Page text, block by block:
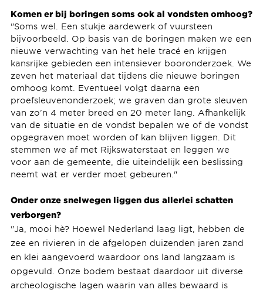
Komen er bij boringen soms ook al vondsten omhoog?
"Soms wel. Een stukje aardewerk of vuursteen
bijvoorbeeld. Op basis van de boringen maken we een
nieuwe verwachting van het hele tracé en krijgen
kansrijke gebieden een intensiever booronderzoek. We
zeven het materiaal dat tijdens die nieuwe boringen
omhoog komt. Eventueel volgt daarna een
proefsleuvenonderzoek; we graven dan grote sleuven
van zo’n 4 meter breed en 20 meter lang. Afhankelijk
van de situatie en de vondst bepalen we of de vondst
opgegraven moet worden of kan blijven liggen. Dit
stemmen we af met Rijkswaterstaat en leggen we
voor aan de gemeente, die uiteindelijk een beslissing
neemt wat er verder moet gebeuren."
Onder onze snelwegen liggen dus allerlei schatten
verborgen?
"Ja, mooi hè? Hoewel Nederland laag ligt, hebben de
zee en rivieren in de afgelopen duizenden jaren zand
en klei aangevoerd waardoor ons land langzaam is
opgevuld. Onze bodem bestaat daardoor uit diverse
archeologische lagen waarin van alles bewaard is